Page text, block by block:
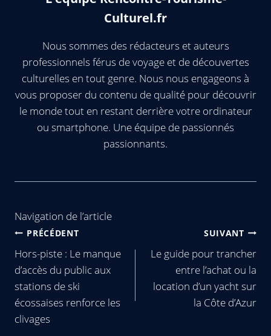
Culturel.fr
Nous sommes des rédacteurs et auteurs
professionnels férus de voyage et de découvertes
culturelles en tout genre. Nous nous engageons à
vous proposer du contenu de qualité pour découvrir
le monde tout en restant derrière votre ordinateur
ou smartphone. Une équipe de passionnés
passionnants.
Navigation de l’article
PRÉCÉDENT
Hors-piste : Le manque
d’accès du public aux
stations de ski
écossaises renforce les
clivages
SUIVANT
Le guide pour trancher
entre l’achat ou la
location d’un yacht sur
la Côte d’Azur